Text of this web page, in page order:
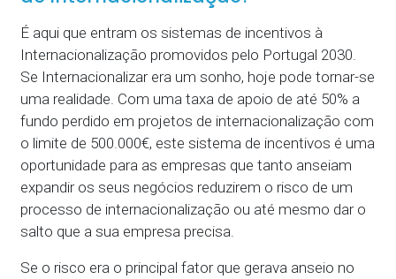
É aqui que entram os sistemas de incentivos à
Internacionalização promovidos pelo Portugal 2030.
Se Internacionalizar era um sonho, hoje pode tornar-se
uma realidade. Com uma taxa de apoio de até 50% a
fundo perdido em projetos de internacionalização com
o limite de 500.000€, este sistema de incentivos é uma
oportunidade para as empresas que tanto anseiam
expandir os seus negócios reduzirem o risco de um
processo de internacionalização ou até mesmo dar o
salto que a sua empresa precisa.
Se o risco era o principal fator que gerava anseio no